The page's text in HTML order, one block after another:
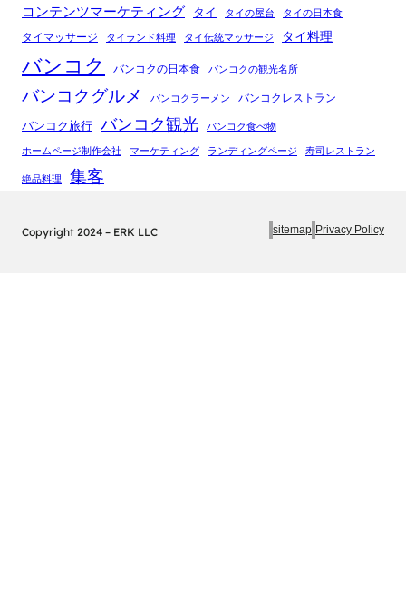
コンテンツマーケティング タイ タイの屋台 タイの日本食
タイマッサージ タイランド料理 タイ伝統マッサージ タイ料理
バンコク バンコクの日本食 バンコクの観光名所
バンコクグルメ バンコクラーメン バンコクレストラン
バンコク旅行 バンコク観光
バンコク食べ物
ホームページ制作会社
マーケティング ランディングページ 寿司レストラン
絶品料理 集客
Copyright 2024 – ERK LLC sitemap Privacy Policy